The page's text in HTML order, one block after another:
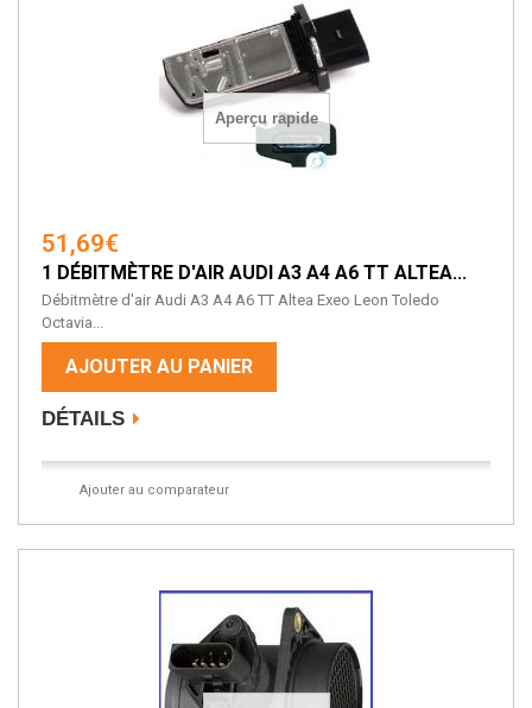
Aperçu rapide
51,69€
1 DÉBITMÈTRE D'AIR AUDI A3 A4 A6 TT ALTEA...
Débitmètre d'air Audi A3 A4 A6 TT Altea Exeo Leon Toledo
Octavia...
AJOUTER AU PANIER
DÉTAILS
Ajouter au comparateur